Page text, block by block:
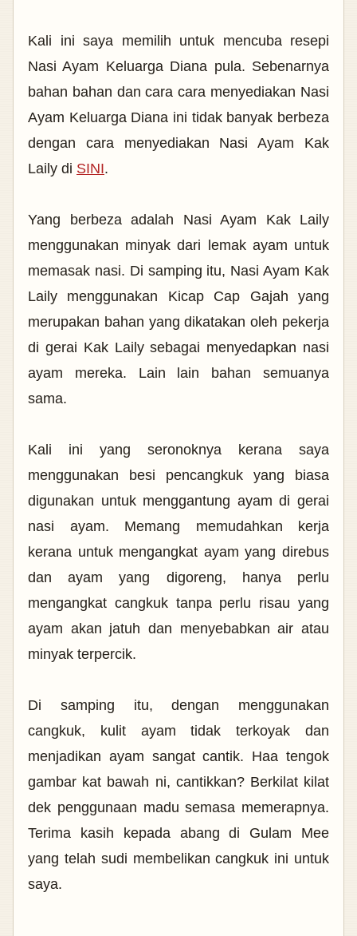
Kali ini saya memilih untuk mencuba resepi
Nasi Ayam Keluarga Diana pula. Sebenarnya
bahan bahan dan cara cara menyediakan Nasi
Ayam Keluarga Diana ini tidak banyak berbeza
dengan cara menyediakan Nasi Ayam Kak
Laily di SINI.
Yang berbeza adalah Nasi Ayam Kak Laily
menggunakan minyak dari lemak ayam untuk
memasak nasi. Di samping itu, Nasi Ayam Kak
Laily menggunakan Kicap Cap Gajah yang
merupakan bahan yang dikatakan oleh pekerja
di gerai Kak Laily sebagai menyedapkan nasi
ayam mereka. Lain lain bahan semuanya
sama.
Kali ini yang seronoknya kerana saya
menggunakan besi pencangkuk yang biasa
digunakan untuk menggantung ayam di gerai
nasi ayam. Memang memudahkan kerja
kerana untuk mengangkat ayam yang direbus
dan ayam yang digoreng, hanya perlu
mengangkat cangkuk tanpa perlu risau yang
ayam akan jatuh dan menyebabkan air atau
minyak terpercik.
Di samping itu, dengan menggunakan
cangkuk, kulit ayam tidak terkoyak dan
menjadikan ayam sangat cantik. Haa tengok
gambar kat bawah ni, cantikkan? Berkilat kilat
dek penggunaan madu semasa memerapnya.
Terima kasih kepada abang di Gulam Mee
yang telah sudi membelikan cangkuk ini untuk
saya.